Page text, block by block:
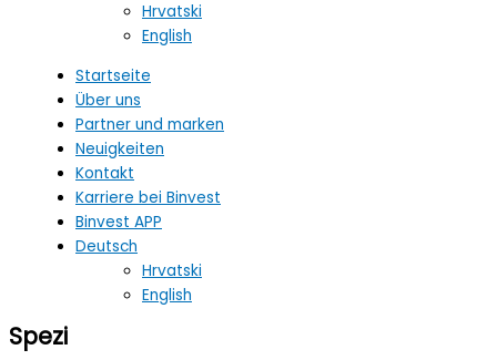
Hrvatski
English
Startseite
Über uns
Partner und marken
Neuigkeiten
Kontakt
Karriere bei Binvest
Binvest APP
Deutsch
Hrvatski
English
Spezi